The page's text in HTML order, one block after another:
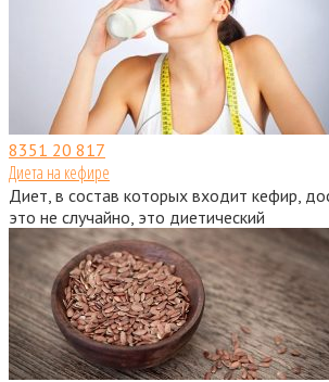
8351 20 817
Диета на кефире
Диет, в состав которых входит кефир,
это не случайно, это диетический